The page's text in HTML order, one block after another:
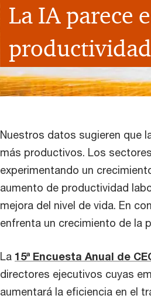
La IA parece
productividad
Nuestros datos sugieren que
más productivos. Los
experimentando un
aumento de productividad
mejora del nivel de vida. En
enfrenta un crecimiento de la
La 15ª Encuesta Anual de
directores ejecutivos cuyas
aumentará la eficiencia en el